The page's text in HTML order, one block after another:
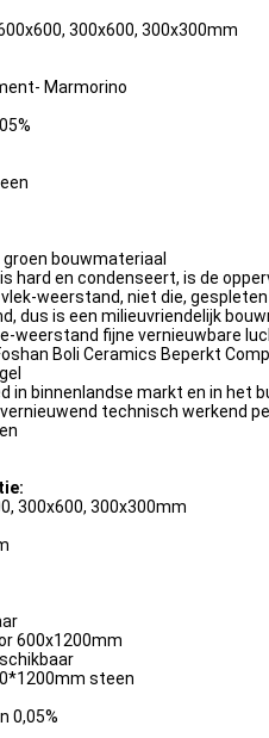
300x600, 300x300mm
Marmorino
bouwmateriaal
hard en condenseert, is de
weerstand, niet die,
dus is een milieuvriendelijk
weerstand fijne vernieuwbare
Boli Ceramics Beperkt
in binnenlandse markt en in het
technisch werkend
300x600, 300x300mm
600x1200mm
steen
0,05%